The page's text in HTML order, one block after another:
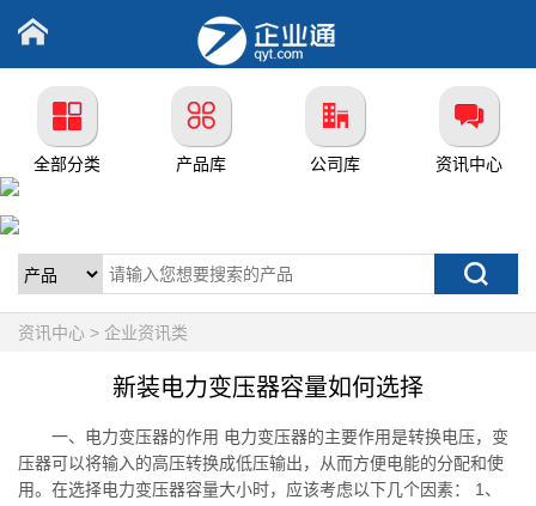
全部分类 产品库 公司库 资讯中心
资讯中心 > 企业资讯类
新装电力变压器容量如何选择
一、电力变压器的作用 电力变压器的主要作用是转换电压，变
压器可以将输入的高压转换成低压输出，从而方便电能的分配和使
用。在选择电力变压器容量大小时，应该考虑以下几个因素： 1、